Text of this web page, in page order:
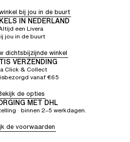
bij jou in de buurt
IN NEDERLAND
een Livera
jou in de buurt
dichtsbijzijnde winkel
VERZENDING
Click & Collect
vanaf €65
de opties
MET DHL
binnen 2–5 werkdagen.
de voorwaarden